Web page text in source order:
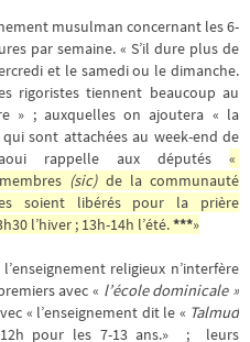
musulman concernant les 6-
par semaine. « S’il dure plus de
et le samedi ou le dimanche.
rigoristes tiennent beaucoup au
» ; auxquelles on ajoutera « la
sont attachées au week-end de
rappelle aux députés «
(sic)de la communauté
soient libérés pour la prière
l’hiver ; 13h-14h l’été.***»
religieux n’interfère
avec « l’école dominicale »
« l’enseignement dit le « Talmud
pour les 7-13 ans.» ; leurs